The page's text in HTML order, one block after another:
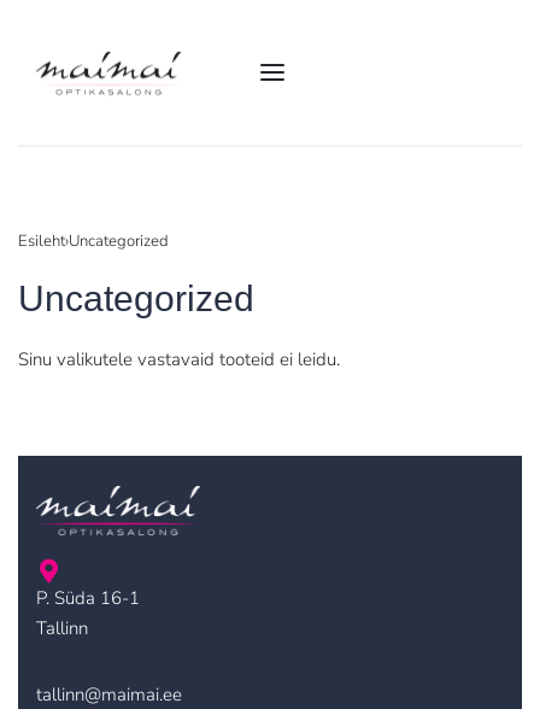
Esileht›Uncategorized
Uncategorized
Sinu valikutele vastavaid tooteid ei leidu.
P. Süda 16-1
Tallinn
tallinn@maimai.ee